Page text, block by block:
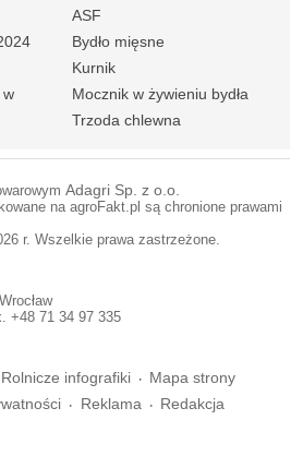
w
ASF
Bydło mięsne
Kurnik
Mocznik w żywieniu bydła
Trzoda chlewna
Adagri Sp. z o.o.
na agroFakt.pl są chronione prawami
r. Wszelkie prawa zastrzeżone.
+48 71 34 97 335
Rolnicze infografiki
Mapa strony
Reklama Redakcja